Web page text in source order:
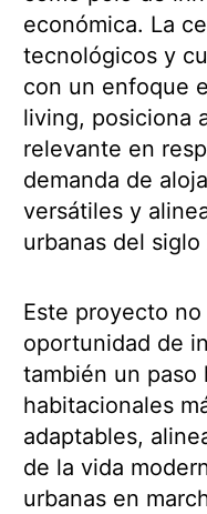
económica. La
tecnológicos y
con un enfoque
living, posiciona
relevante en
demanda de
versátiles y
urbanas del siglo
Este proyecto
oportunidad de
también un paso
habitacionales
adaptables,
de la vida
urbanas en